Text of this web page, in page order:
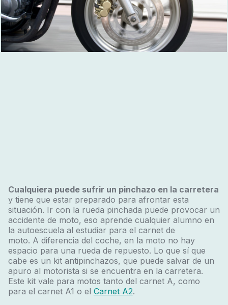
Cualquiera puede sufrir un pinchazo en la carretera
y tiene que estar preparado para afrontar esta
situación. Ir con la rueda pinchada puede provocar un
accidente de moto, eso aprende cualquier alumno en
la autoescuela al estudiar para el carnet de
moto. A diferencia del coche, en la moto no hay
espacio para una rueda de repuesto. Lo que sí que
cabe es un kit antipinchazos, que puede salvar de un
apuro al motorista si se encuentra en la carretera.
Este kit vale para motos tanto del carnet A, como
para el carnet A1 o el Carnet A2.